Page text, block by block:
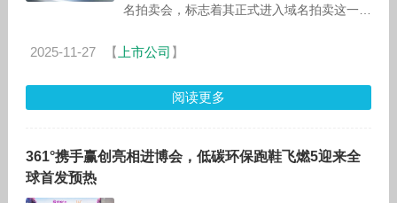
名拍卖会，标志着其正式进入域名拍卖这一新
2025-11-27 【 上市公司 】
阅读更多
361°携手赢创亮相进博会，低碳环保跑鞋飞燃5迎来全
球首发预热